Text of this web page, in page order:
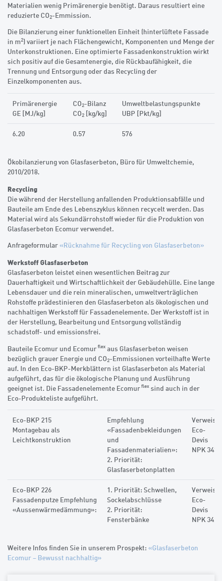
Materialien wenig Primärenergie benötigt. Daraus resultiert eine
reduzierte CO2-­Emmission.
Die Bilanzierung einer funktionellen Einheit (hinterlüftete Fassade
in m2) variiert je nach Flächengewicht, Komponenten und Menge der
Unterkonstruktionen. Eine optimierte Fassadenkonstruktion wirkt
sich positiv auf die Gesamtenergie, die Rückbaufähigkeit, die
Trennung und Entsorgung oder das Recycling der
Einzelkomponenten aus.
Primärenergie
GE [MJ/kg]
CO2-Bilanz
CO2 [kg/kg]
Umweltbelastungspunkte
UBP [Pkt/kg]
6.20 0.57 576
Ökobilanzierung von Glasfaserbeton, Büro für Umweltchemie,
2010/2018.
Recycling
Die während der Herstellung anfallenden Produktionsabfälle und
Bauteile am Ende des Lebenszyklus können recycelt werden. Das
Material wird als Sekundärrohstoff wieder für die Produktion von
Glasfaserbeton Ecomur verwendet.
Anfrageformular «Rücknahme für Recycling von Glasfaserbeton»
Werkstoff Glasfaserbeton
Glasfaserbeton leistet einen wesentlichen Beitrag zur
Dauerhaftigkeit und Wirtschaftlichkeit der Gebäudehülle. Eine lange
Lebensdauer und die rein mineralischen, umweltverträglichen
Rohstoffe prädestinieren den Glas­faserbeton als ökologischen und
nachhaltigen Werkstoff für Fassadenelemente. Der Werkstoff ist in
der Herstellung, Bearbeitung und Entsorgung vollständig
schadstoff- und emissionsfrei.
Bauteile Ecomur und Ecomurflex aus Glasfaserbeton weisen
bezüglich grauer Energie und CO2-Emmissionen vorteilhafte Werte
auf. In den Eco-BKP-Merkblättern ist Glasfaserbeton als Material
aufgeführt, das für die ökologische Planung und Ausführung
geeignet ist. Die ­Fassadenelemente Ecomurflex sind auch in der
Eco-Produkteliste aufgeführt.
Eco-BKP 215
Montagebau als
Leichtkonstruktion
Empfehlung
«Fassadenbekleidungen
und
Fassadenmaterialien»:
2. Priorität:
Glasfaserbetonplatten
Verweis:
Eco-
Devis
NPK 343
Eco-BKP 226
Fassadenputze Empfehlung
«Aussenwärmedämmung»:
1. Priorität: Schwellen,
Sockelabschlüsse
2. Priorität:
Fensterbänke
Verweis:
Eco-
Devis
NPK 342
Weitere Infos finden Sie in unserem Prospekt: «Glasfaserbeton
Ecomur – Bewusst nachhaltig»